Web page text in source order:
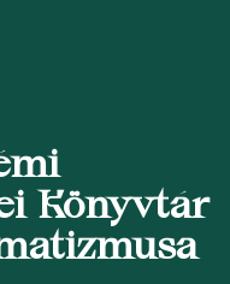
Könyvtár